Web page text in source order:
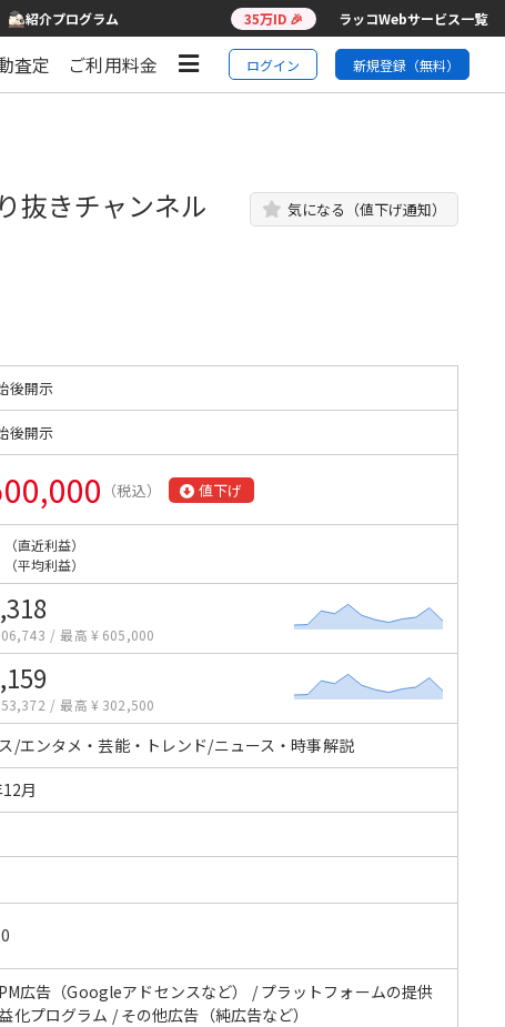
紹介プログラム 35万ID 🎉 ラッコWebサービス一覧
査定 ご利用料金 ログイン 新規登録（無料）
抜きチャンネル
気になる（値下げ通知）
後開示
後開示
（税込） 値下げ
（直近利益）
（平均利益）
/ 最高 ¥ 605,000
/ 最高 ¥ 302,500
/エンタメ・芸能・トレンド/ニュース・時事解説
月
広告（Googleアドセンスなど） / プラットフォームの提供
化プログラム / その他広告（純広告など）